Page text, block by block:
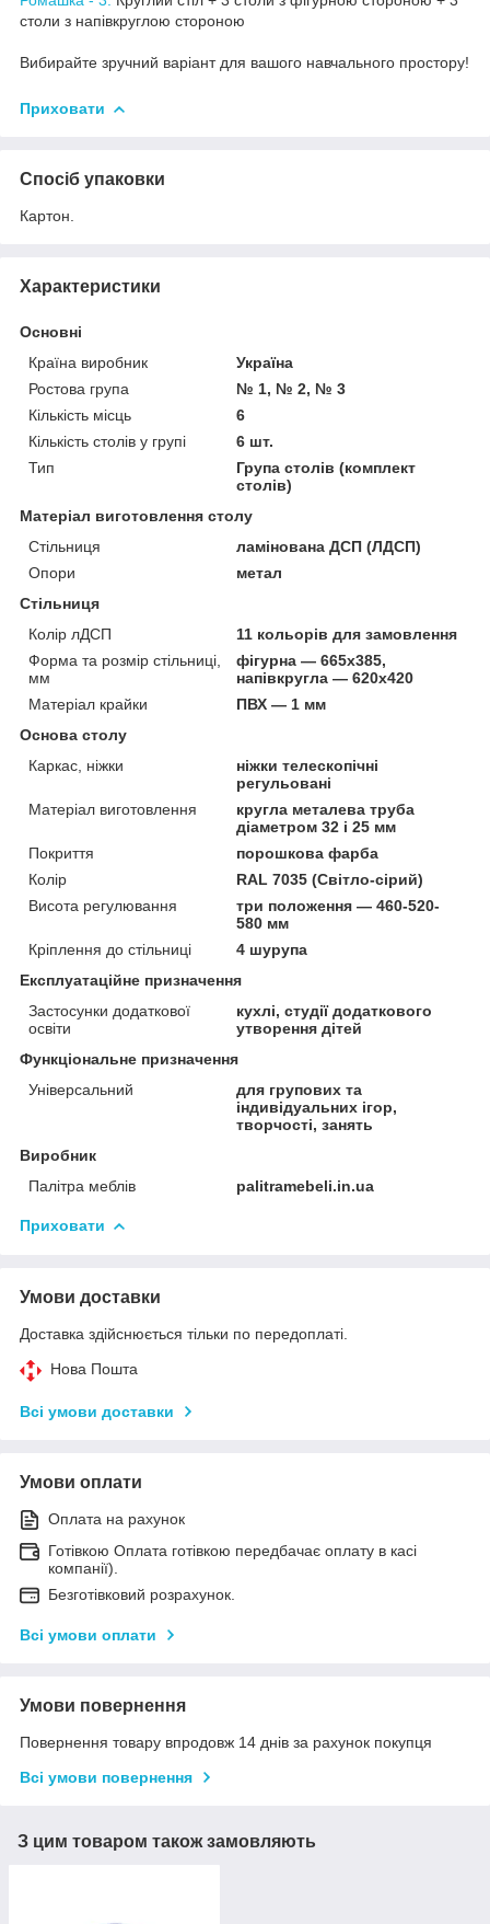
столи з напівкруглою стороною
Вибирайте зручний варіант для вашого навчального простору!
Приховати
Спосіб упаковки
Картон.
Характеристики
Основні
Країна виробник
Україна
Ростова група
№ 1, № 2, № 3
Кількість місць
6
Кількість столів у групі
6 шт.
Тип
Група столів (комплект
столів)
Матеріал виготовлення столу
Стільниця
ламінована ДСП (ЛДСП)
Опори
метал
Стільниця
Колір лДСП
11 кольорів для замовлення
Форма та розмір стільниці,
мм
фігурна — 665х385,
напівкругла — 620х420
Матеріал крайки
ПВХ — 1 мм
Основа столу
Каркас, ніжки
ніжки телескопічні
регульовані
Матеріал виготовлення
кругла металева труба
діаметром 32 і 25 мм
Покриття
порошкова фарба
Колір
RAL 7035 (Світло-сірий)
Висота регулювання
три положення — 460-520-
580 мм
Кріплення до стільниці
4 шурупа
Експлуатаційне призначення
Застосунки додаткової
освіти
кухлі, студії додаткового
утворення дітей
Функціональне призначення
Універсальний
для групових та
індивідуальних ігор,
творчості, занять
Виробник
Палітра меблів
palitramebeli.in.ua
Приховати
Умови доставки
Доставка здійснюється тільки по передоплаті.
Нова Пошта
Всі умови доставки
Умови оплати
Оплата на рахунок
Готівкою Оплата готівкою передбачає оплату в касі
компанії).
Безготівковий розрахунок.
Всі умови оплати
Умови повернення
Повернення товару впродовж 14 днів за рахунок покупця
Всі умови повернення
З цим товаром також замовляють